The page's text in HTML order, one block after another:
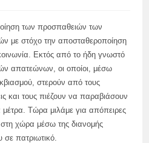
των προσπαθειών των
με στόχο την αποσταθεροποίηση
Εκτός από το ήδη γνωστό
απατεώνων, οι οποίοι, μέσω
στερούν από τους
και τους πιέζουν να παραβιάσουν
Τώρα μιλάμε για απόπειρες
χώρα μέσω της διανομής
σε πατριωτικό.